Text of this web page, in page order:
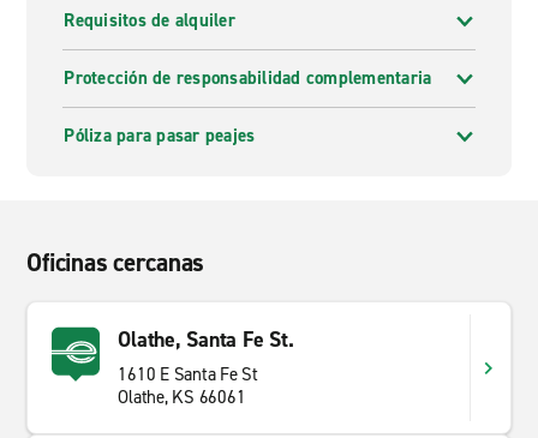
Requisitos de alquiler
Protección de responsabilidad complementaria
Póliza para pasar peajes
Oficinas cercanas
Olathe, Santa Fe St.
1610 E Santa Fe St
Olathe, KS 66061